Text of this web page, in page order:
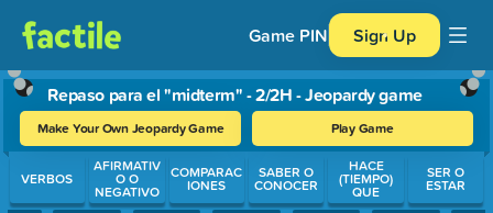
Game PIN Sign Up
Repaso para el "midterm" - 2/2H - Jeopardy game
Make Your Own Jeopardy Game Play Game
Use arrow keys to move between questions. Press Enter or
VERBOS
AFIRMATIV
O O
NEGATIVO
COMPARAC
IONES
SABER O
CONOCER
HACE
(TIEMPO)
QUE
SER O
ESTAR